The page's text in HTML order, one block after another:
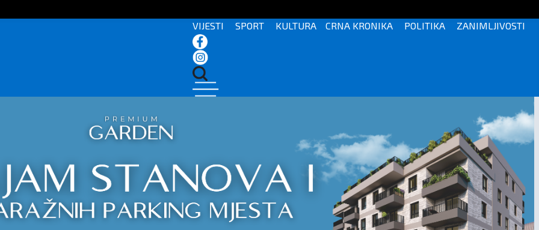
VIJESTI SPORT KULTURA CRNA KRONIKA POLITIKA ZANIMLJIVOSTI